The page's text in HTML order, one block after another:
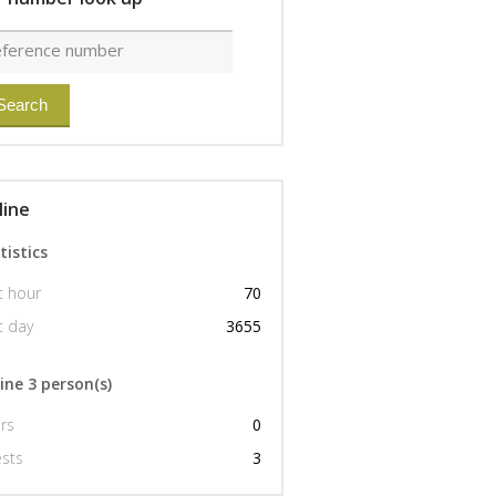
อน
hour
70
day
3655
3 person(s)
0
3
฿ 1,100,000 ฿